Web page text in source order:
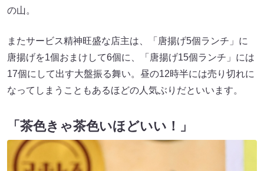
の山。
またサービス精神旺盛な店主は、「唐揚げ5個ランチ」に
唐揚げを1個おまけして6個に、「唐揚げ15個ランチ」には
17個にして出す大盤振る舞い。昼の12時半には売り切れに
なってしまうこともあるほどの人気ぶりだといいます。
「茶色きゃ茶色いほどいい！」